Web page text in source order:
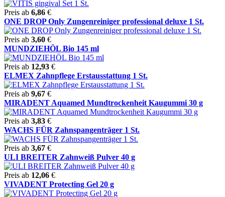
Preis ab 6,86 €
ONE DROP Only Zungenreiniger professional deluxe 1 St.
Preis ab 3,60 €
MUNDZIEHÖL Bio 145 ml
Preis ab 12,93 €
ELMEX Zahnpflege Erstausstattung 1 St.
Preis ab 9,67 €
MIRADENT Aquamed Mundtrockenheit Kaugummi 30 g
Preis ab 3,83 €
WACHS FÜR Zahnspangenträger 1 St.
Preis ab 3,67 €
ULI BREITER Zahnweiß Pulver 40 g
Preis ab 12,06 €
VIVADENT Protecting Gel 20 g